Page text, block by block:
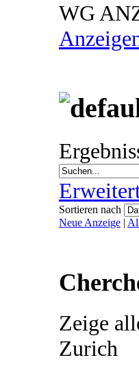
WG
Sortieren nach
Neue Anzeige |
Zeige
Zurich